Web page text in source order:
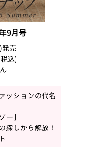
9月号
発売
込)
ッションの代名
ー］
探しから解放！